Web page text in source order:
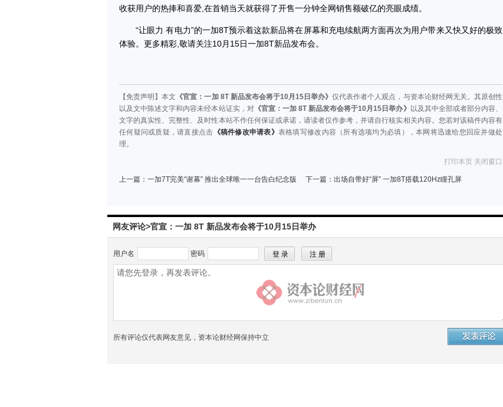
收获用户的热捧和喜爱,在首销当天就获得了开售一分钟全网销售额破亿的亮眼成绩。
“让眼力 有电力”的一加8T预示着这款新品将在屏幕和充电续航两方面再次为用户带来又快又好的极致
体验。更多精彩,敬请关注10月15日一加8T新品发布会。
【免责声明】本文 《官宣：一加 8T 新品发布会将于10月15日举办》仅代表作者个人观点，与资本论财经网无关。其原创性
以及文中陈述文字和内容未经本站证实，对《官宣：一加 8T 新品发布会将于10月15日举办》 以及其中全部或者部分内容、
文字的真实性、完整性、及时性本站不作任何保证或承诺，请读者仅作参考，并请自行核实相关内容。您若对该稿件内容有
任何疑问或质疑，请直接点击 《稿件修改申请表》 表格填写修改内容（所有选项均为必填），本网将迅速给您回应并做处
理。
打印本页 关闭窗口
上一篇： 一加7T完美“谢幕” 推出全球唯一一台告白纪念版 下一篇： 出场自带好“屏” 一加8T搭载120Hz瞳孔屏
网友评论>官宣：一加 8T 新品发布会将于10月15日举办
用户名 密码
所有评论仅代表网友意见，资本论财经网保持中立